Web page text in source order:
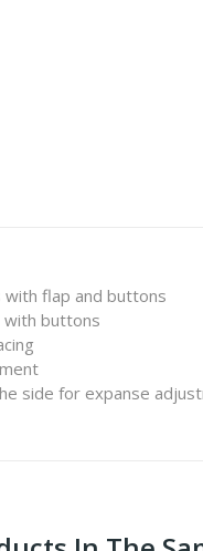
flap and buttons
with buttons
side for expanse